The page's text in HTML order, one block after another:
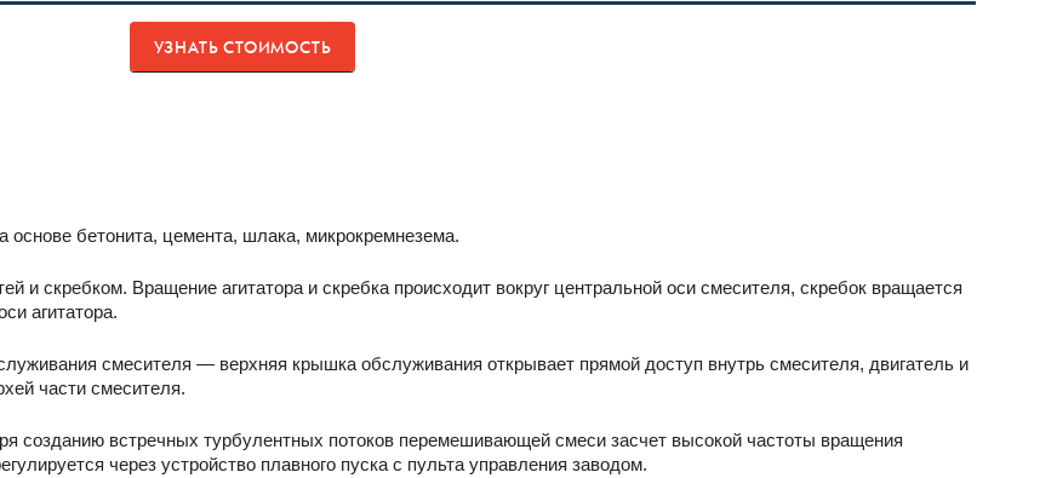
УЗНАТЬ СТОИМОСТЬ
бетонита, цемента, шлака, микрокремнезема.
и скребком. Вращение агитатора и скребка происходит вокруг центральной оси смесителя, скребок вращается
агитатора.
смесителя — верхняя крышка обслуживания открывает прямой доступ внутрь смесителя, двигатель и
части смесителя.
созданию встречных турбулентных потоков перемешивающей смеси засчет высокой частоты вращения
через устройство плавного пуска с пульта управления заводом.